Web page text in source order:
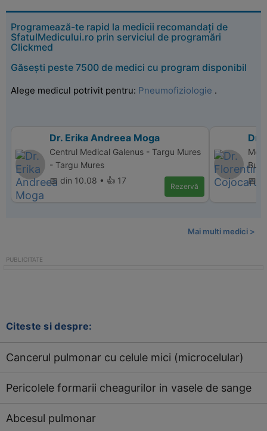
Programează-te rapid la medicii recomandați de
SfatulMedicului.ro prin serviciul de programări
Clickmed
Găsești peste 7500 de medici cu program disponibil
Alege medicul potrivit pentru: Pneumofiziologie .
Dr. Erika Andreea Moga
Centrul Medical Galenus - Targu Mures
- Targu Mures
📅 din 10.08 • 👍 17
Rezervă
Dr.
📅
Mai multi medici >
Citeste si despre:
Cancerul pulmonar cu celule mici (microcelular)
Pericolele formarii cheagurilor in vasele de sange
Abcesul pulmonar